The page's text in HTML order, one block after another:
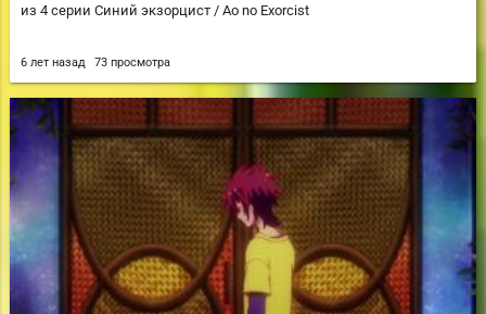
из 4 серии Синий экзорцист / Ao no Exorcist
6 лет назад 73 просмотра